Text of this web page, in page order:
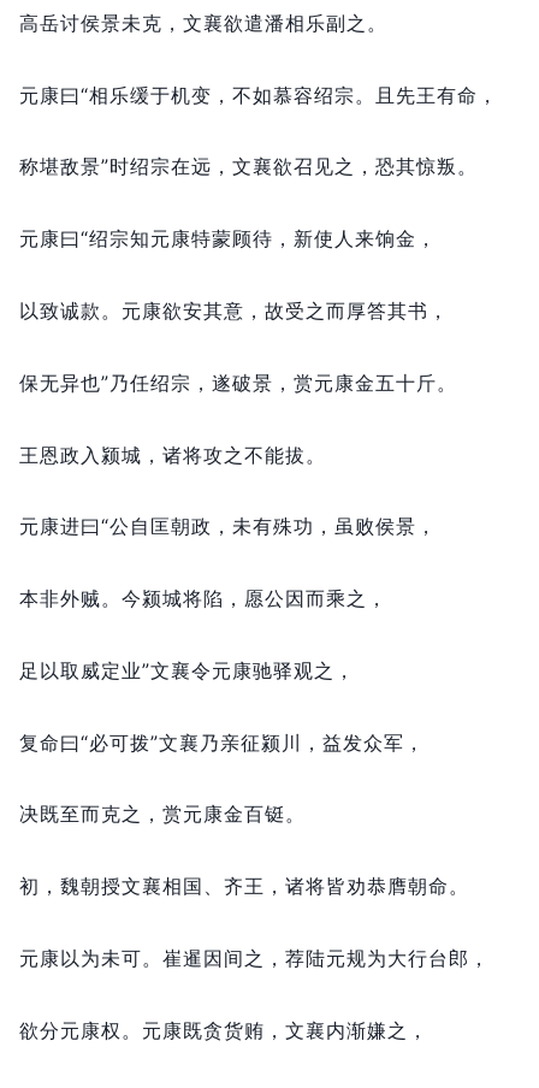
高岳讨侯景未克， 文襄欲遣潘相乐副之。
元康曰“相乐缓于机变， 不如慕容绍宗。 且先王有命，
称堪敌景”时绍宗在远， 文襄欲召见之， 恐其惊叛。
元康曰“绍宗知元康特蒙顾待， 新使人来饷金，
以致诚款。 元康欲安其意， 故受之而厚答其书，
保无异也”乃任绍宗， 遂破景， 赏元康金五十斤。
王恩政入颍城， 诸将攻之不能拔。
元康进曰“公自匡朝政， 未有殊功， 虽败侯景，
本非外贼。 今颍城将陷， 愿公因而乘之，
足以取威定业”文襄令元康驰驿观之，
复命曰“必可拨”文襄乃亲征颍川， 益发众军，
决既至而克之， 赏元康金百铤。
初， 魏朝授文襄相国、齐王， 诸将皆劝恭膺朝命。
元康以为未可。 崔暹因间之， 荐陆元规为大行台郎，
欲分元康权。 元康既贪货贿， 文襄内渐嫌之，